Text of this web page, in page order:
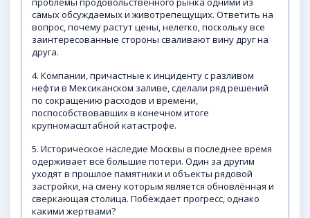
самых обсуждаемых и животрепещущих. Ответить на
вопрос, почему растут цены, нелегко, поскольку все
заинтересованные стороны сваливают вину друг на
друга.
4. Компании, причастные к инциденту с разливом
нефти в Мексиканском заливе, сделали ряд решений
по сокращению расходов и времени,
поспособствовавших в конечном итоге
крупномасштабной катастрофе.
5. Историческое наследие Москвы в последнее время
одерживает всё большие потери. Один за другим
уходят в прошлое памятники и объекты рядовой
застройки, на смену которым является обновлённая и
сверкающая столица. Побеждает прогресс, однако
какими жертвами?